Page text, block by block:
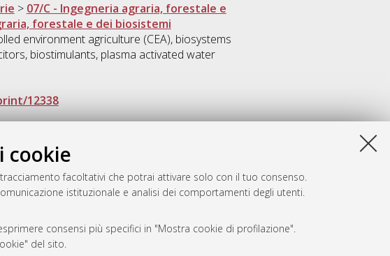
cookie
facoltativi che potrai attivare solo con il tuo consenso.
istituzionale e analisi dei comportamenti degli utenti.
consensi più specifici in "Mostra cookie di profilazione".
del sito.
> 07/C - Ingegneria agraria, forestale e
forestale e dei biosistemi
environment agriculture (CEA), biosystems
biostimulants, plasma activated water
12338